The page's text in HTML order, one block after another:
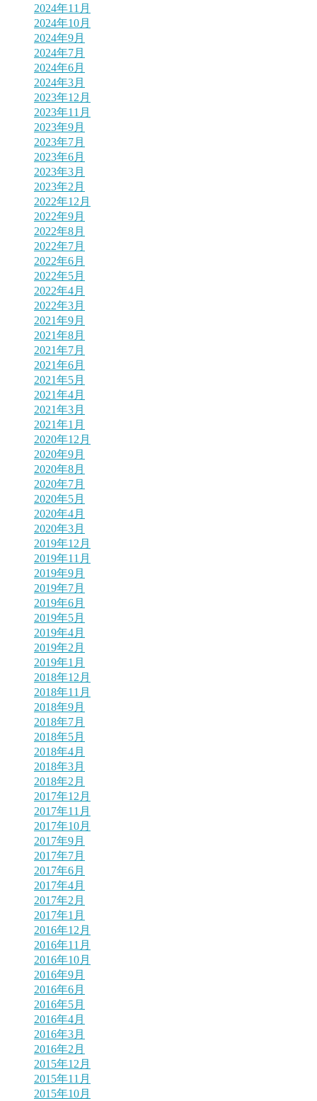
2024年11月
2024年10月
2024年9月
2024年7月
2024年6月
2024年3月
2023年12月
2023年11月
2023年9月
2023年7月
2023年6月
2023年3月
2023年2月
2022年12月
2022年9月
2022年8月
2022年7月
2022年6月
2022年5月
2022年4月
2022年3月
2021年9月
2021年8月
2021年7月
2021年6月
2021年5月
2021年4月
2021年3月
2021年1月
2020年12月
2020年9月
2020年8月
2020年7月
2020年5月
2020年4月
2020年3月
2019年12月
2019年11月
2019年9月
2019年7月
2019年6月
2019年5月
2019年4月
2019年2月
2019年1月
2018年12月
2018年11月
2018年9月
2018年7月
2018年5月
2018年4月
2018年3月
2018年2月
2017年12月
2017年11月
2017年10月
2017年9月
2017年7月
2017年6月
2017年4月
2017年2月
2017年1月
2016年12月
2016年11月
2016年10月
2016年9月
2016年6月
2016年5月
2016年4月
2016年3月
2016年2月
2015年12月
2015年11月
2015年10月